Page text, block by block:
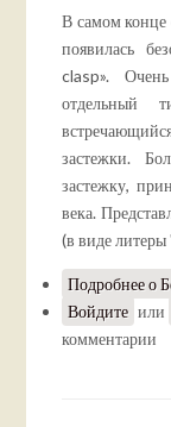
В самом конце
появилась
clasp».
отдельный
застежки.
застежку,
века.
(в виде литеры
Подробнеео
Войдите или
комментарии